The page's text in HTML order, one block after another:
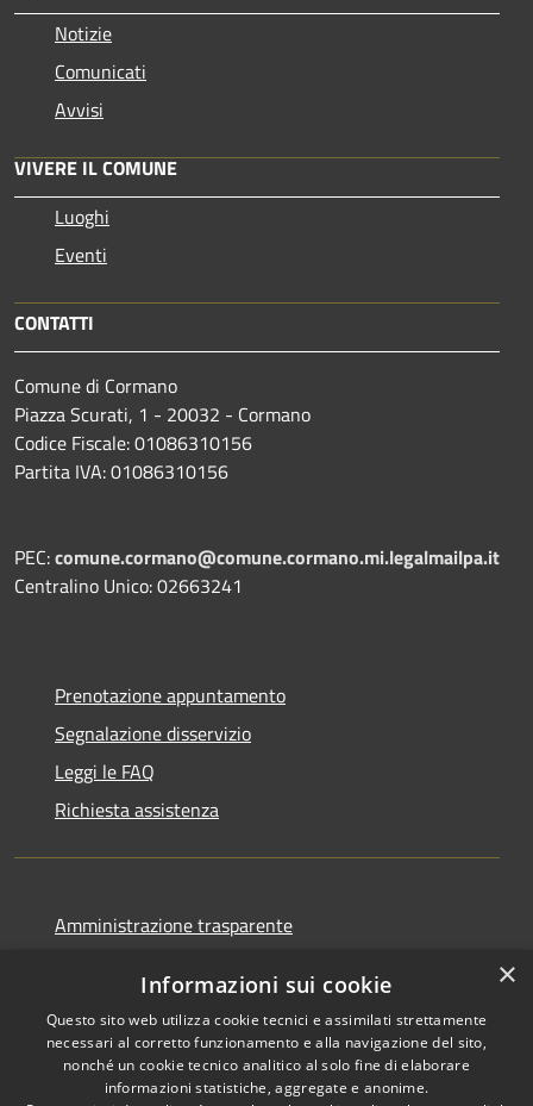
Notizie
Comunicati
Avvisi
VIVERE IL COMUNE
Luoghi
Eventi
CONTATTI
Comune di Cormano
Piazza Scurati, 1 - 20032 - Cormano
Codice Fiscale: 01086310156
Partita IVA: 01086310156
PEC:comune.cormano@comune.cormano.mi.legalmailpa.it
Centralino Unico: 02663241
Prenotazione appuntamento
Segnalazione disservizio
Leggi le FAQ
Richiesta assistenza
Amministrazione trasparente
Dichiarazione di accessibilità
×
Informazioni sui cookie
Questo sito web utilizza cookie tecnici e assimilati strettamente
necessari al corretto funzionamento e alla navigazione del sito,
nonché un cookie tecnico analitico al solo fine di elaborare
informazioni statistiche, aggregate e anonime.